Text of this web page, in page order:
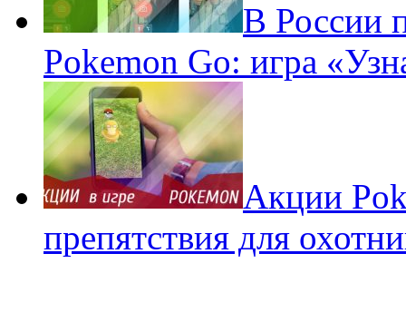
В России
Pokemon Go: игра
Акции
препятствия для